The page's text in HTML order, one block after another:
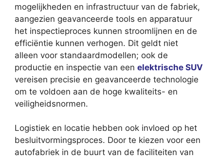
mogelijkheden en infrastructuur van de fabriek,
aangezien geavanceerde tools en apparatuur
het inspectieproces kunnen stroomlijnen en de
efficiëntie kunnen verhogen. Dit geldt niet
alleen voor standaardmodellen; ook de
productie en inspectie van een elektrische SUV
vereisen precisie en geavanceerde technologie
om te voldoen aan de hoge kwaliteits- en
veiligheidsnormen.
Logistiek en locatie hebben ook invloed op het
besluitvormingsproces. Door te kiezen voor een
autofabriek in de buurt van de faciliteiten van